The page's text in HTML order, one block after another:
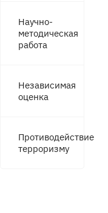
Научно-
методическая
работа
Независимая
оценка
Противодействие
терроризму